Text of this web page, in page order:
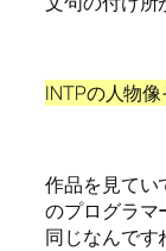
INTPの人物
作品を見てい
のプログラマ
同じなんです